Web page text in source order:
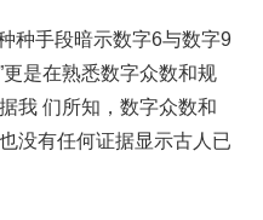
种种手段暗示数字6与数字9
更是在熟悉数字众数和规
我 们所知，数字众数和
没有任何证据显示古人已